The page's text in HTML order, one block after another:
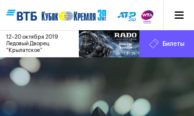
12–20 октября 2019
Ледовый Дворец
“Крылатское”
05 :13 : 22
Билеты